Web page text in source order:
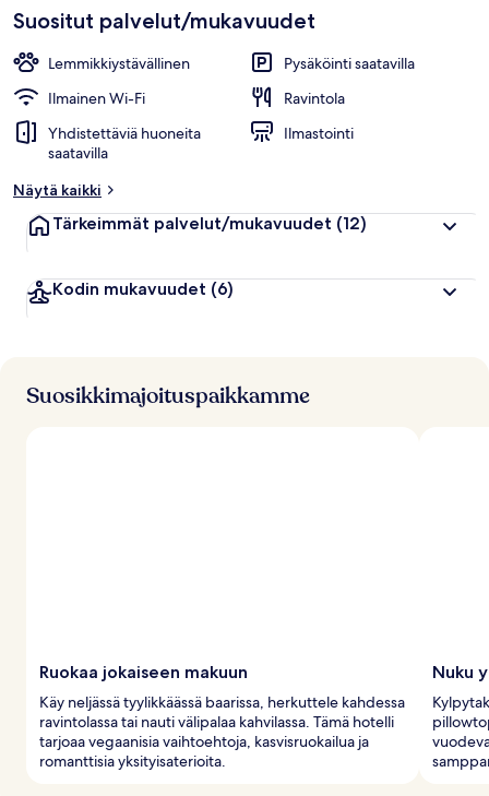
Suositut palvelut/mukavuudet
Lemmikkiystävällinen
Pysäköinti saatavilla
Ilmainen Wi-Fi
Ravintola
Yhdistettäviä huoneita
saatavilla
Ilmastointi
Näytä kaikki
Tärkeimmät palvelut/mukavuudet (12)
Kodin mukavuudet (6)
Suosikkimajoituspaikkamme
Ruokaa jokaiseen makuun
Käy neljässä tyylikkäässä baarissa, herkuttele kahdessa
ravintolassa tai nauti välipalaa kahvilassa. Tämä hotelli
tarjoaa vegaanisia vaihtoehtoja, kasvisruokailua ja
romanttisia yksityisaterioita.
Nuku